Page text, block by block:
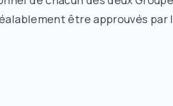
être approuvés par